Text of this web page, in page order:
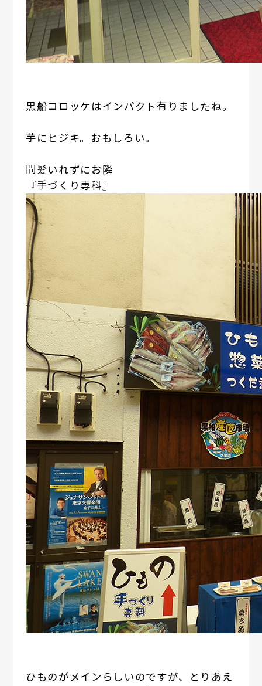
黒船コロッケはインパクト有りましたね。
芋にヒジキ。おもしろい。
間髪いれずにお隣
『手づくり専科』
ひものがメインらしいのですが、とりあえ